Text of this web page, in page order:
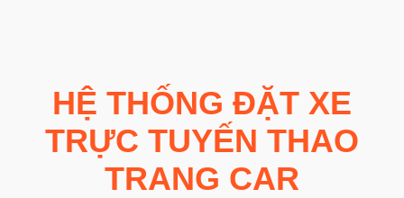
HỆ THỐNG ĐẶT XE
TRỰC TUYẾN THAO
TRANG CAR